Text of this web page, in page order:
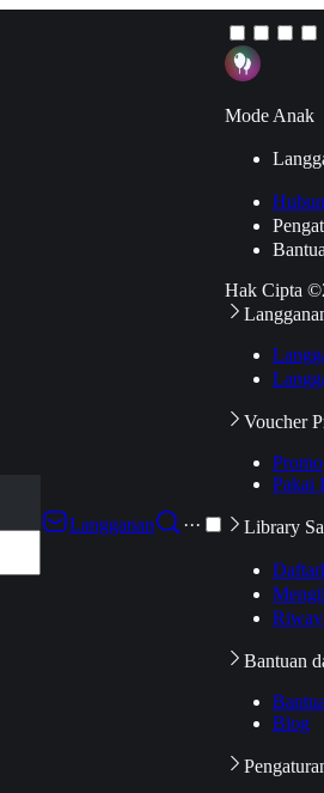
Langganan
···
Mode Anak
Hak Cipta
Voucher
Promo
Pakai
Library
Bantuan
Blog